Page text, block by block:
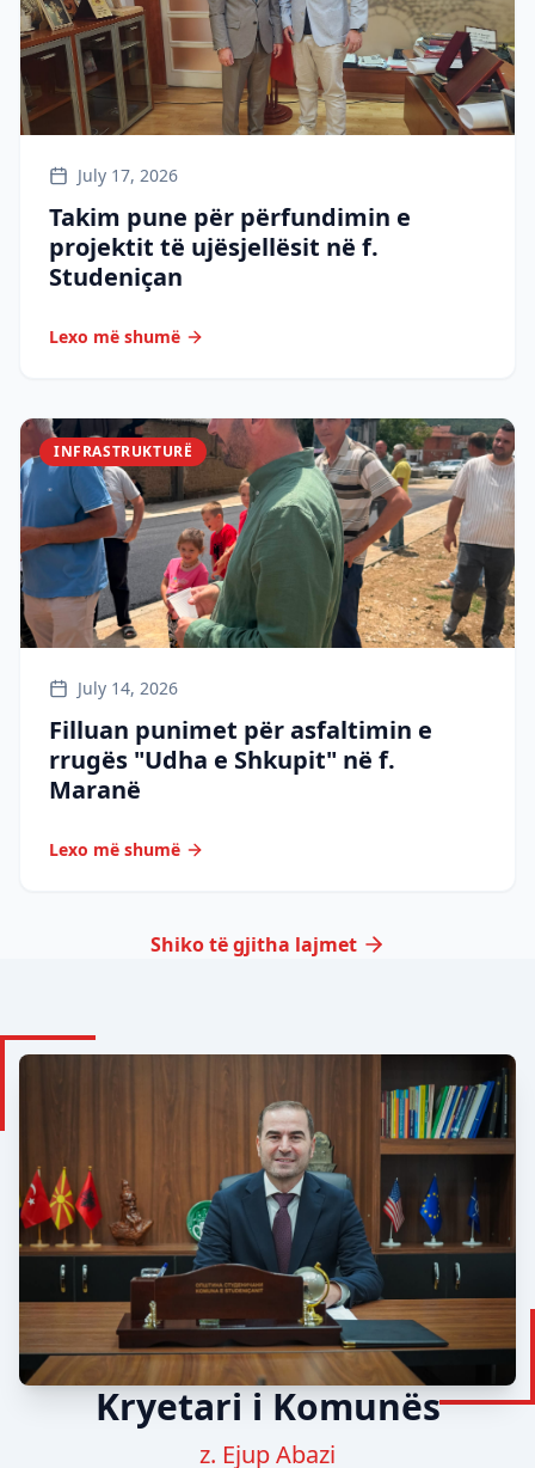
July 17, 2026
Takim pune për përfundimin e
projektit të ujësjellësit në f.
Studeniçan
Lexo më shumë
INFRASTRUKTURË
July 14, 2026
Filluan punimet për asfaltimin e
rrugës "Udha e Shkupit" në f.
Maranë
Lexo më shumë
Shiko të gjitha lajmet
Kryetari i Komunës
z. Ejup Abazi